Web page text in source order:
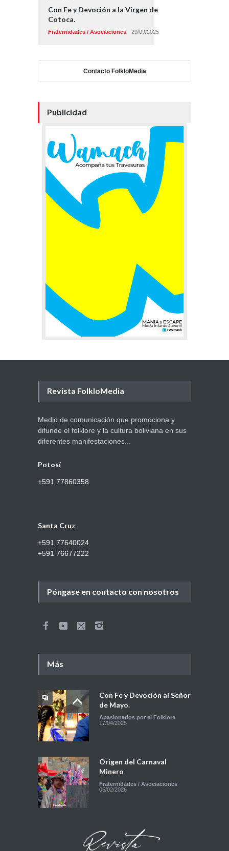
Con Fe y Devoción a la Virgen de
Cotoca.
Fraternidades / Asociaciones 29/09/2025
Contacto FolkloMedia
Publicidad
Revista FolkloMedia
Medio de comunicación que promociona y
difunde el folklore y la cultura boliviana en sus
diferentes manifestaciones...
Potosí
+591 77860358
Santa Cruz
+591 77640024
+591 76677222
Póngase en contacto con nosotros
Más
Con Fe y Devoción al Señor
de Mayo.
Apasionados por el Folklore
17/04/2025
Origen del Carnaval
Minero
Fraternidades / Asociaciones
05/02/2026
Preste Mayor 2024 Sr.
Sebastian Mamani y Sra.
Tania Elia Alzina de